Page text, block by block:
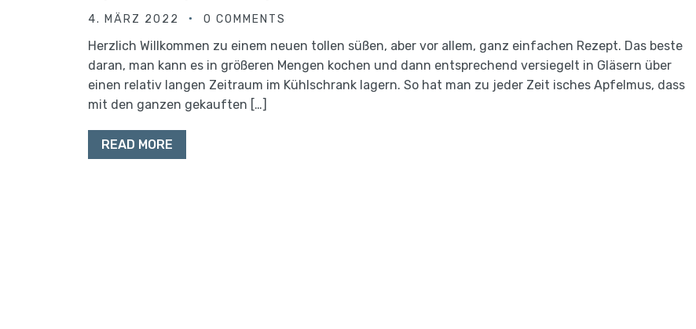
4. MÄRZ 2022 0 COMMENTS
Herzlich Willkommen zu einem neuen tollen süßen, aber vor allem, ganz einfachen Rezept. Das beste
daran, man kann es in größeren Mengen kochen und dann entsprechend versiegelt in Gläsern über
einen relativ langen Zeitraum im Kühlschrank lagern. So hat man zu jeder Zeit isches Apfelmus, dass
mit den ganzen gekauften […]
READ MORE